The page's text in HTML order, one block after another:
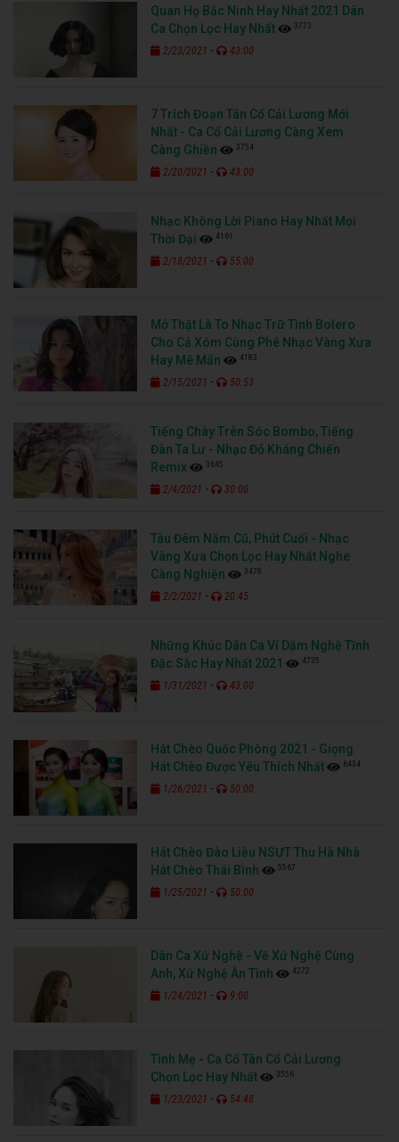
Quan Họ Bắc Ninh Hay Nhất 2021 Dân
Ca Chọn Lọc Hay Nhất
3773
2/23/2021 - 43:00
7 Trích Đoạn Tân Cổ Cải Lương Mới
Nhất - Ca Cổ Cải Lương Càng Xem
Càng Ghiền
3754
2/20/2021 - 43:00
Nhạc Không Lời Piano Hay Nhất Mọi
Thời Đại
4161
2/18/2021 - 55:00
Mở Thật Là To Nhạc Trữ Tình Bolero
Cho Cả Xóm Cùng Phê Nhạc Vàng Xưa
Hay Mê Mẩn
4183
2/15/2021 - 50:53
Tiếng Chày Trên Sóc Bombo, Tiếng
Đàn Ta Lư - Nhạc Đỏ Kháng Chiến
Remix
3645
2/4/2021 - 30:00
Tàu Đêm Năm Cũ, Phút Cuối - Nhạc
Vàng Xưa Chọn Lọc Hay Nhất Nghe
Càng Nghiện
3478
2/2/2021 - 20:45
Những Khúc Dân Ca Ví Dặm Nghệ Tĩnh
Đặc Sắc Hay Nhất 2021
4735
1/31/2021 - 43:00
Hát Chèo Quốc Phòng 2021 - Giọng
Hát Chèo Được Yêu Thích Nhất
6434
1/26/2021 - 50:00
Hát Chèo Đào Liễu NSƯT Thu Hà Nhà
Hát Chèo Thái Bình
5567
1/25/2021 - 50:00
Dân Ca Xứ Nghệ - Về Xứ Nghệ Cùng
Anh, Xứ Nghệ Ân Tình
4272
1/24/2021 - 9:00
Tình Mẹ - Ca Cổ Tân Cổ Cải Lương
Chọn Lọc Hay Nhất
3556
1/23/2021 - 54:48